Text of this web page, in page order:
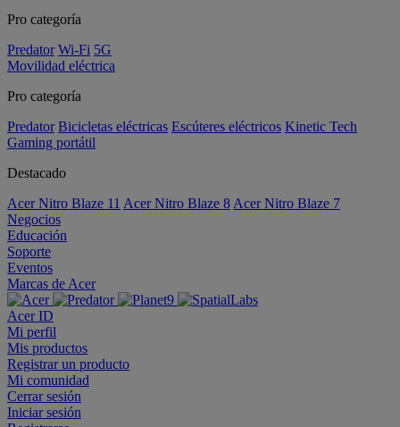
Pro categoría
Predator Wi-Fi 5G
Movilidad eléctrica
Pro categoría
Predator Bicicletas eléctricas Escúteres eléctricos Kinetic Tech
Gaming portátil
Destacado
Acer Nitro Blaze 11 Acer Nitro Blaze 8 Acer Nitro Blaze 7
Negocios
Educación
Soporte
Eventos
Marcas de Acer
Acer ID
Mi perfil
Mis productos
Registrar un producto
Mi comunidad
Cerrar sesión
Iniciar sesión